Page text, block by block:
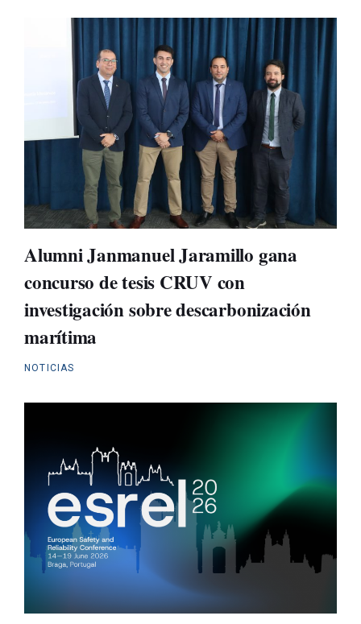
Alumni Janmanuel Jaramillo gana
concurso de tesis CRUV con
investigación sobre descarbonización
marítima
NOTICIAS